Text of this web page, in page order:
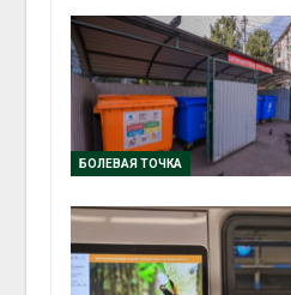
БОЛЕВАЯ ТОЧКА